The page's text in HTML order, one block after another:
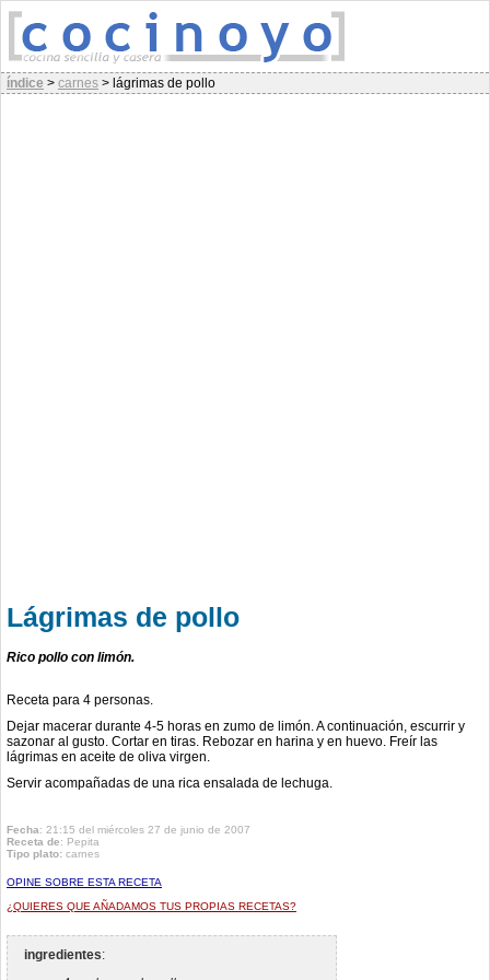
índice > carnes > lágrimas de pollo
Lágrimas de pollo
Rico pollo con limón.
Receta para 4 personas.
Dejar macerar durante 4-5 horas en zumo de limón. A continuación, escurrir y
sazonar al gusto. Cortar en tiras. Rebozar en harina y en huevo. Freír las
lágrimas en aceite de oliva virgen.
Servir acompañadas de una rica ensalada de lechuga.
Fecha: 21:15 del miércoles 27 de junio de 2007
Receta de: Pepita
Tipo plato: carnes
OPINE SOBRE ESTA RECETA
¿QUIERES QUE AÑADAMOS TUS PROPIAS RECETAS?
ingredientes: